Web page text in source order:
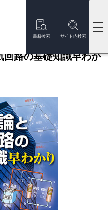
書籍検索 サイト内検索
回路の基礎知識早わか